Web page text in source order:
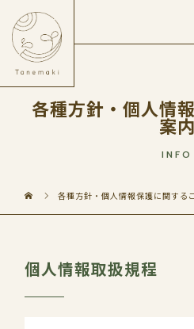
各種方針・個人情
案内
INFO
各種方針・個人情報保護に関する
個人情報取扱規程